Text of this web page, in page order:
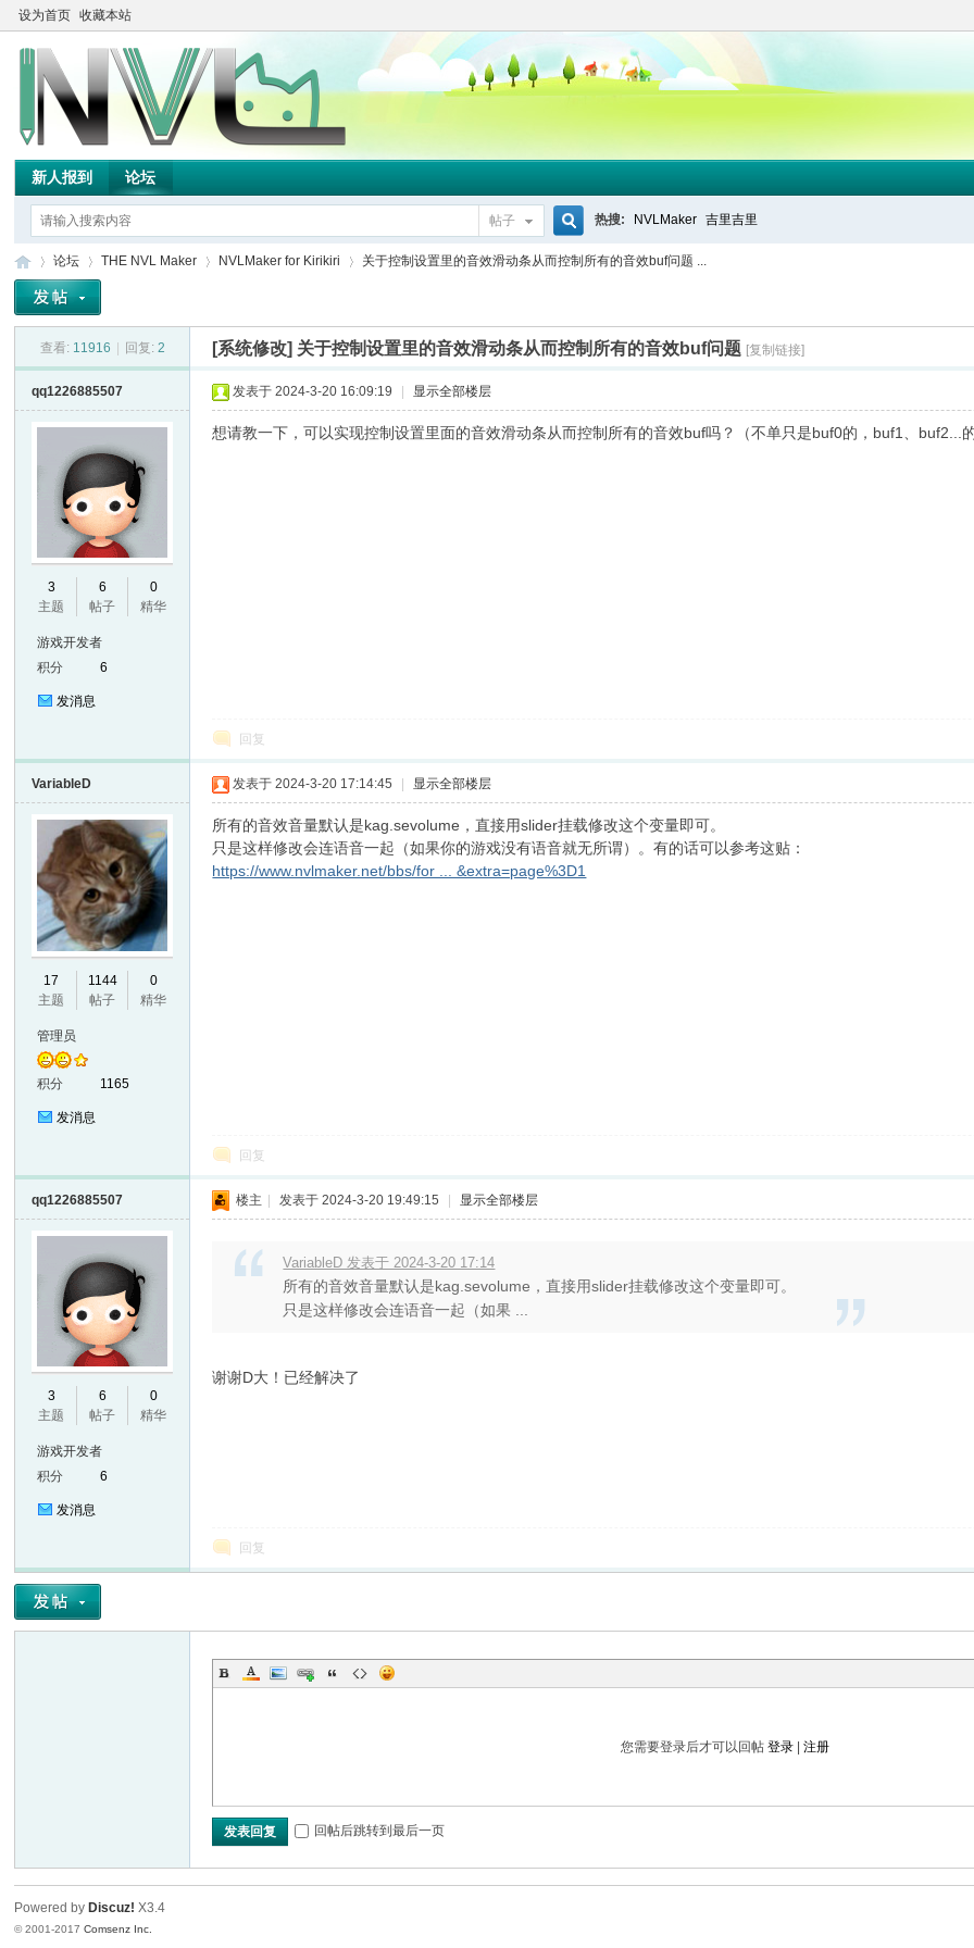
设为首页 收藏本站
新人报到 论坛
帖子
搜
索
热搜: NVLMaker 吉里吉里
M
论坛
›
THE NVL Maker NVLMaker for Kirikiri
›
关于控制设置里的音效滑动条从而控制所有的音效buf问题 ...
查看: 11916 回复: 2 [系统修改] 关于控制设置里的音效滑动条从而控制所有的音效buf问题 [复制链接]
qq1226885507
3
主题
6
帖子
0
精华
游戏开发者
积分
6
发消息
发表于 2024-3-20 16:09:19 显示全部楼层
想请教一下，可以实现控制设置里面的音效滑动条从而控制所有的音效buf吗？（不单只是buf0的，buf1、buf2...
回复
VariableD
17
主题
1144
帖子
0
精华
管理员
积分 1165
发消息
发表于 2024-3-20 17:14:45 显示全部楼层
所有的音效音量默认是kag.sevolume，直接用slider挂载修改这个变量即可。
只是这样修改会连语音一起（如果你的游戏没有语音就无所谓）。有的话可以参考这贴：
https://www.nvlmaker.net/bbs/for ... &extra=page%3D1
回复
qq1226885507
3
主题
6
帖子
0
精华
游戏开发者
积分
6
发消息
楼主 发表于 2024-3-20 19:49:15 显示全部楼层
VariableD 发表于 2024-3-20 17:14
所有的音效音量默认是kag.sevolume，直接用slider挂载修改这个变量即可。
只是这样修改会连语音一起（如果 ...
谢谢D大！已经解决了
回复
您需要登录后才可以回帖登录 |注册
发表回复 回帖后跳转到最后一页
Powered by Discuz! X3.4
© 2001-2017Comsenz Inc.